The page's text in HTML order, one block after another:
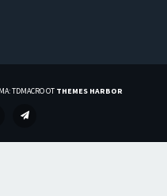
TDMACRO ОТ THEMES HARBOR
TWITTER